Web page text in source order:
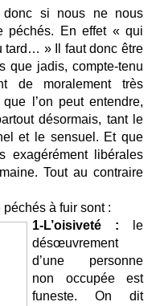
si nous ne nous
péchés. En effet « qui
tard… » Il faut donc être
que jadis, compte-tenu
de moralement très
l’on peut entendre,
désormais, tant le
et le sensuel. Et que
exagérément libérales
Tout au contraire
à fuir sont :
1-L’oisiveté : le
désœuvrement
d’une personne
non occupée est
funeste. On dit